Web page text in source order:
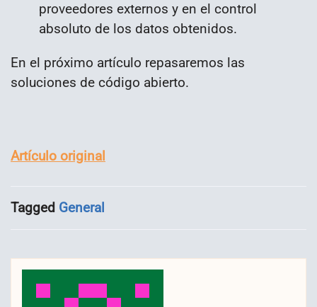
proveedores externos y en el control
absoluto de los datos obtenidos.
En el próximo artículo repasaremos las
soluciones de código abierto.
Artículo original
Tagged General